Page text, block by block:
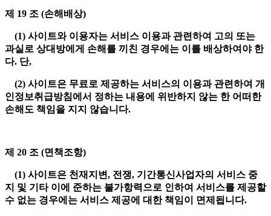
제 19 조 (손해배상)
(1) 사이트와 이용자는 서비스 이용과 관련하여 고의 또는
과실로 상대방에게 손해를 끼친 경우에는 이를 배상하여야 한
다. 단,
(2) 사이트은 무료로 제공하는 서비스의 이용과 관련하여 개
인정보취급방침에서 정하는 내용에 위반하지 않는 한 어떠한
손해도 책임을 지지 않습니다.
제 20 조 (면책조항)
(1) 사이트은 천재지변, 전쟁, 기간통신사업자의 서비스 중
지 및 기타 이에 준하는 불가항력으로 인하여 서비스를 제공할
수 없는 경우에는 서비스 제공에 대한 책임이 면제됩니다.